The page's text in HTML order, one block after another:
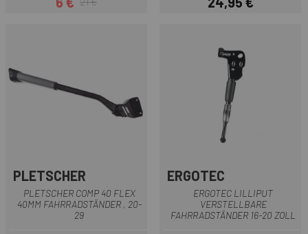
Preis
Regulärer Preis Preis
PLETSCHER
PLETSCHER COMP 40 FLEX
40MM FAHRRADSTÄNDER , 20-
29
ERGOTEC
ERGOTEC LILLIPUT
VERSTELLBARE
FAHRRADSTÄNDER 16-20 ZOLL